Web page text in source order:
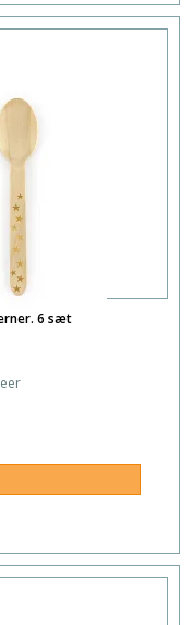
6 sæt